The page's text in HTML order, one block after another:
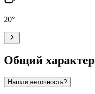
20°
Общий характер
Нашли неточность?